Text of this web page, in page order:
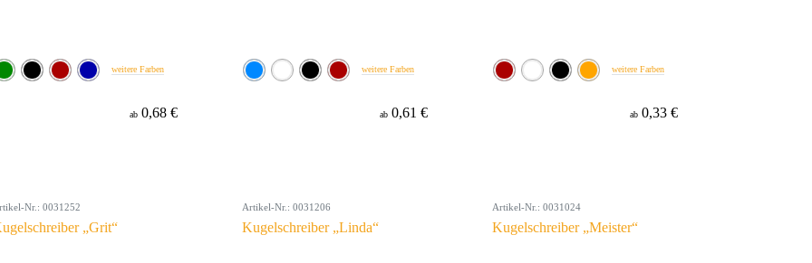
weitere Farben
ab 0,68 €
weitere Farben
ab 0,61 €
weitere Farben
ab 0,33 €
Nr.: 0031252
„Grit“
Artikel-Nr.: 0031206
Kugelschreiber „Linda“
Artikel-Nr.: 0031024
Kugelschreiber „Meister“